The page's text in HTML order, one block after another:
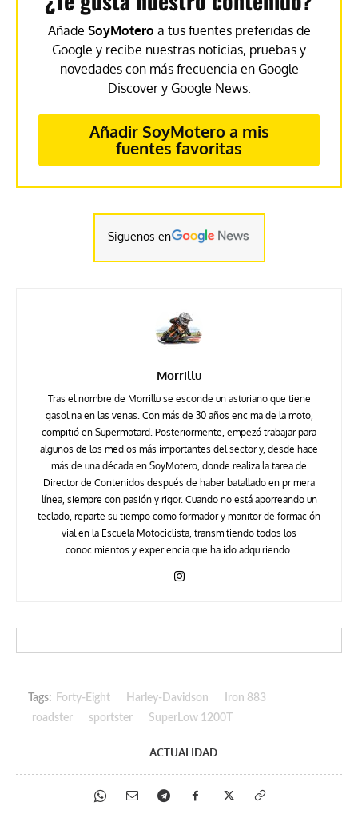
Añade SoyMotero a tus fuentes preferidas de
Google y recibe nuestras noticias, pruebas y
novedades con más frecuencia en Google
Discover y Google News.
Añadir SoyMotero a mis
fuentes favoritas
Siguenos en
Morrillu
Tras el nombre de Morrillu se esconde un asturiano que tiene
gasolina en las venas. Con más de 30 años encima de la moto,
compitió en Supermotard. Posteriormente, empezó trabajar para
algunos de los medios más importantes del sector y, desde hace
más de una década en SoyMotero, donde realiza la tarea de
Director de Contenidos después de haber batallado en primera
línea, siempre con pasión y rigor. Cuando no está aporreando un
teclado, reparte su tiempo como formador y monitor de formación
vial en la Escuela Motociclista, transmitiendo todos los
conocimientos y experiencia que ha ido adquiriendo.
Tags: Forty-Eight Harley-Davidson
Iron 883
roadster
sportster SuperLow 1200T
ACTUALIDAD